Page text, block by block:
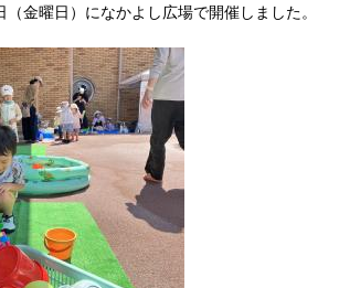
（金曜日）になかよし広場で開催しました。